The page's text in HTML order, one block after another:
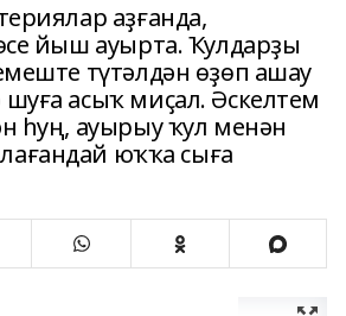
аҙғанда,
йыш ауырта. Ҡулдарҙы
түтәлдән өҙөп ашау
асыҡ миҫал. Әскелтем
һуң, ауырыу ҡул менән
юҡҡа сыға